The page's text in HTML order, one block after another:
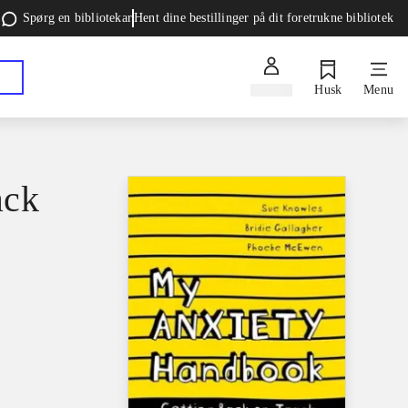
Spørg en bibliotekarHent dine bestillinger på dit foretrukne bibliotek
Husk Menu